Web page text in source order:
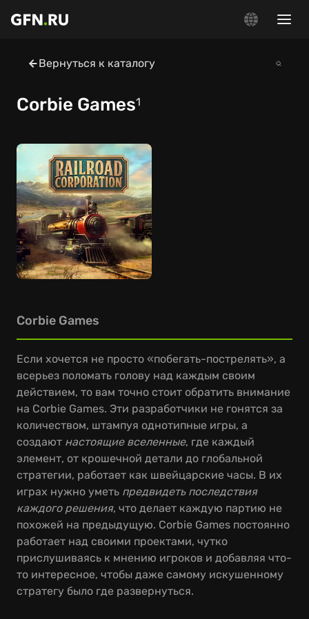
Вернуться к каталогу
Corbie Games1
Corbie Games
Если хочется не просто «побегать-пострелять», а
всерьез поломать голову над каждым своим
действием, то вам точно стоит обратить внимание
на Corbie Games. Эти разработчики не гонятся за
количеством, штампуя однотипные игры, а
создают настоящие вселенные, где каждый
элемент, от крошечной детали до глобальной
стратегии, работает как швейцарские часы. В их
играх нужно уметь предвидеть последствия
каждого решения, что делает каждую партию не
похожей на предыдущую. Corbie Games постоянно
работает над своими проектами, чутко
прислушиваясь к мнению игроков и добавляя что-
то интересное, чтобы даже самому искушенному
стратегу было где развернуться.